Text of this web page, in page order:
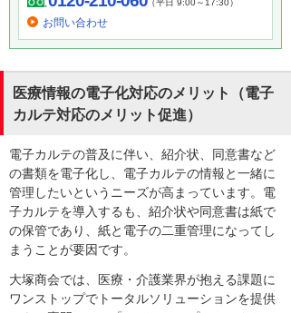
お問い合わせ
医療情報の電子化対応のメリット（電子
カルテ対応のメリット促進）
電子カルテの普及に伴い、紹介状、同意書など
の書類を電子化し、電子カルテの情報と一緒に
管理したいというニーズが高まっています。電
子カルテを導入するも、紹介状や同意書は紙で
の保管であり、紙と電子の二重管理になってし
まうことが要因です。
大塚商会では、医療・介護業界が抱える課題に
ワンストップでトータルソリューションを提供